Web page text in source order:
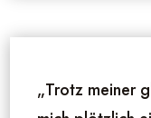
„Trotz meiner